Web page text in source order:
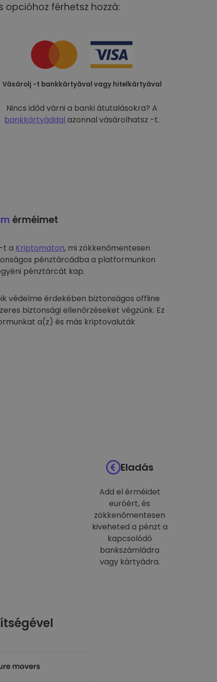
férhetsz hozzá:
Vásárolj -t bankkártyával vagy hitelkártyával
Nincs időd várni a banki átutalásokra? A
bankkártyáddal azonnal vásárolhatsz -t.
érméimet
t a Kriptomaton, mi zökkenőmentesen
pénztárcádba a platformunkon
pénztárcát kap.
védelme érdekében biztonságos offline
biztonsági ellenőrzéseket végzünk. Ez
a(z) és más kriptovaluták
Eladás
Add el érméidet
euróért, és
zökkenőmentesen
kiveheted a pénzt a
kapcsolódó
bankszámládra
vagy kártyádra.